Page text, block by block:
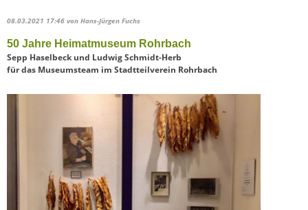
08.03.2021 17:46 von Hans-Jürgen Fuchs
50 Jahre Heimatmuseum Rohrbach
Sepp Haselbeck und Ludwig Schmidt-Herb
für das Museumsteam im Stadtteilverein Rohrbach